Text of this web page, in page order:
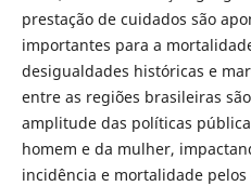
prestação de cuidados são
importantes para a
desigualdades históricas e
entre as regiões brasileiras
amplitude das políticas
homem e da mulher,
incidência e mortalidade